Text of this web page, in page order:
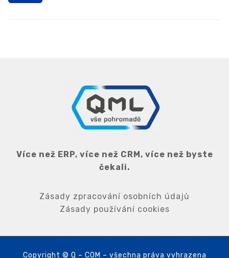
Více než ERP, více než CRM, více než byste
čekali.
Zásady zpracování osobních údajů
Zásady používání cookies
Copyright © Q – COM – všechna práva vyhrazena